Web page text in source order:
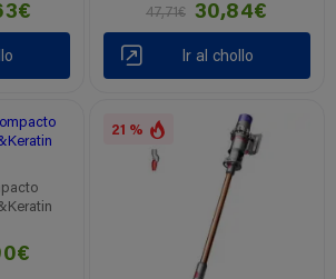
47,71€
30,84€
Ir al chollo
21 %